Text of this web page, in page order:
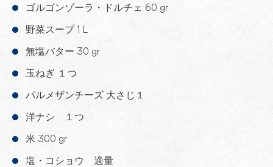
ゴルゴンゾーラ・ドルチェ 60 gr
野菜スープ 1 L
無塩バター 30 gr
玉ねぎ １つ
パルメザンチーズ 大さじ１
洋ナシ １つ
米 300 gr
塩・コショウ 適量